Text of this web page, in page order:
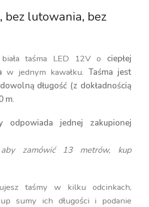
bez lutowania, bez
biała taśma LED 12V o ciepłej
w jednym kawałku. Taśma jest
długość (z dokładnością
m.
odpowiada jednej zakupionej
aby zamówić 13 metrów, kup
taśmy w kilku odcinkach,
sumy ich długości i podanie